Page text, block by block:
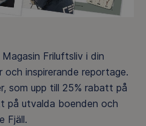
Friluftsliv i din
inspirerande reportage.
som upp till 25% rabatt på
på utvalda boenden och
Fjäll.